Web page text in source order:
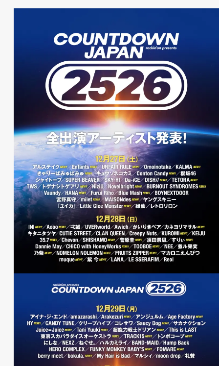
ーーー